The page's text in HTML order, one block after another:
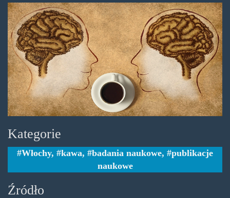
caffeina-
cervello.jpg
Kategorie
Włochy, kawa, badania naukowe,
publikacje
naukowe
Źródło